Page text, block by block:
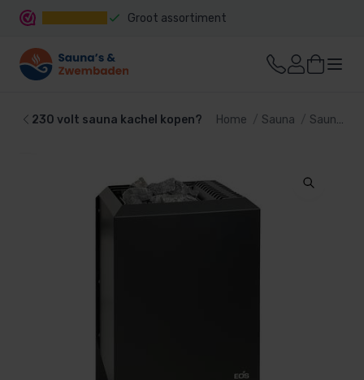
Groot assortiment
230 volt sauna kachel kopen? Home Sauna Sauna kachel